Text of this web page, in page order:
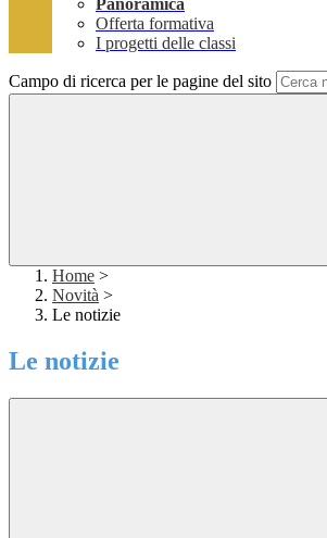
Panoramica
Offerta formativa
I progetti delle classi
Campo di ricerca per le pagine del sito
Home >
Novità >
Le notizie
Le notizie